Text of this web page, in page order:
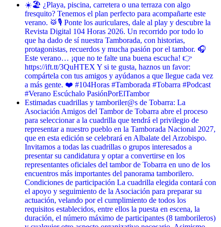
☀️🏖️ ¿Playa, piscina, carretera o una terraza con algo
fresquito? Tenemos el plan perfecto para acompañarte este
verano. 🥁🎙️ Ponte los auriculares, dale al play y descubre la
Revista Digital 104 Horas 2026. Un recorrido por todo lo
que ha dado de sí nuestra Tamborada, con historias,
protagonistas, recuerdos y mucha pasión por el tambor. 🎧
Este verano… ¡que no te falte una buena escucha! 👉
https://ift.tt/3QuHTEX Y si te gusta, haznos un favor:
compártela con tus amigos y ayúdanos a que llegue cada vez
a más gente. ❤️ #104Horas #Tamborada #Tobarra #Podcast
#Verano Escúchalo PasiónPorElTambor
Estimadas cuadrillas y tamboriler@s de Tobarra: La
Asociación Amigos del Tambor de Tobarra abre el proceso
para seleccionar a la cuadrilla que tendrá el privilegio de
representar a nuestro pueblo en la Tamborada Nacional 2027,
que en esta edición se celebrará en Albalate del Arzobispo.
Invitamos a todas las cuadrillas o grupos interesados a
presentar su candidatura y optar a convertirse en los
representantes oficiales del tambor de Tobarra en uno de los
encuentros más importantes del panorama tamborilero.
Condiciones de participación La cuadrilla elegida contará con
el apoyo y seguimiento de la Asociación para preparar su
actuación, velando por el cumplimiento de todos los
requisitos establecidos, entre ellos la puesta en escena, la
duración, el número máximo de participantes (8 tamborileros)